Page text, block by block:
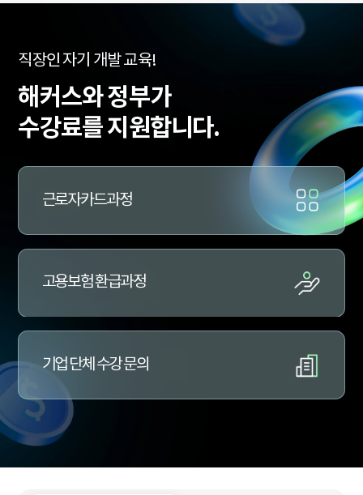
수
료
지
원
과
의
직장인 자기 개발 교육!
해커스와 정부가
수강료를 지원합니다.
근로자카드과정
고용보험 환급과정
기업 단체 수강 문의